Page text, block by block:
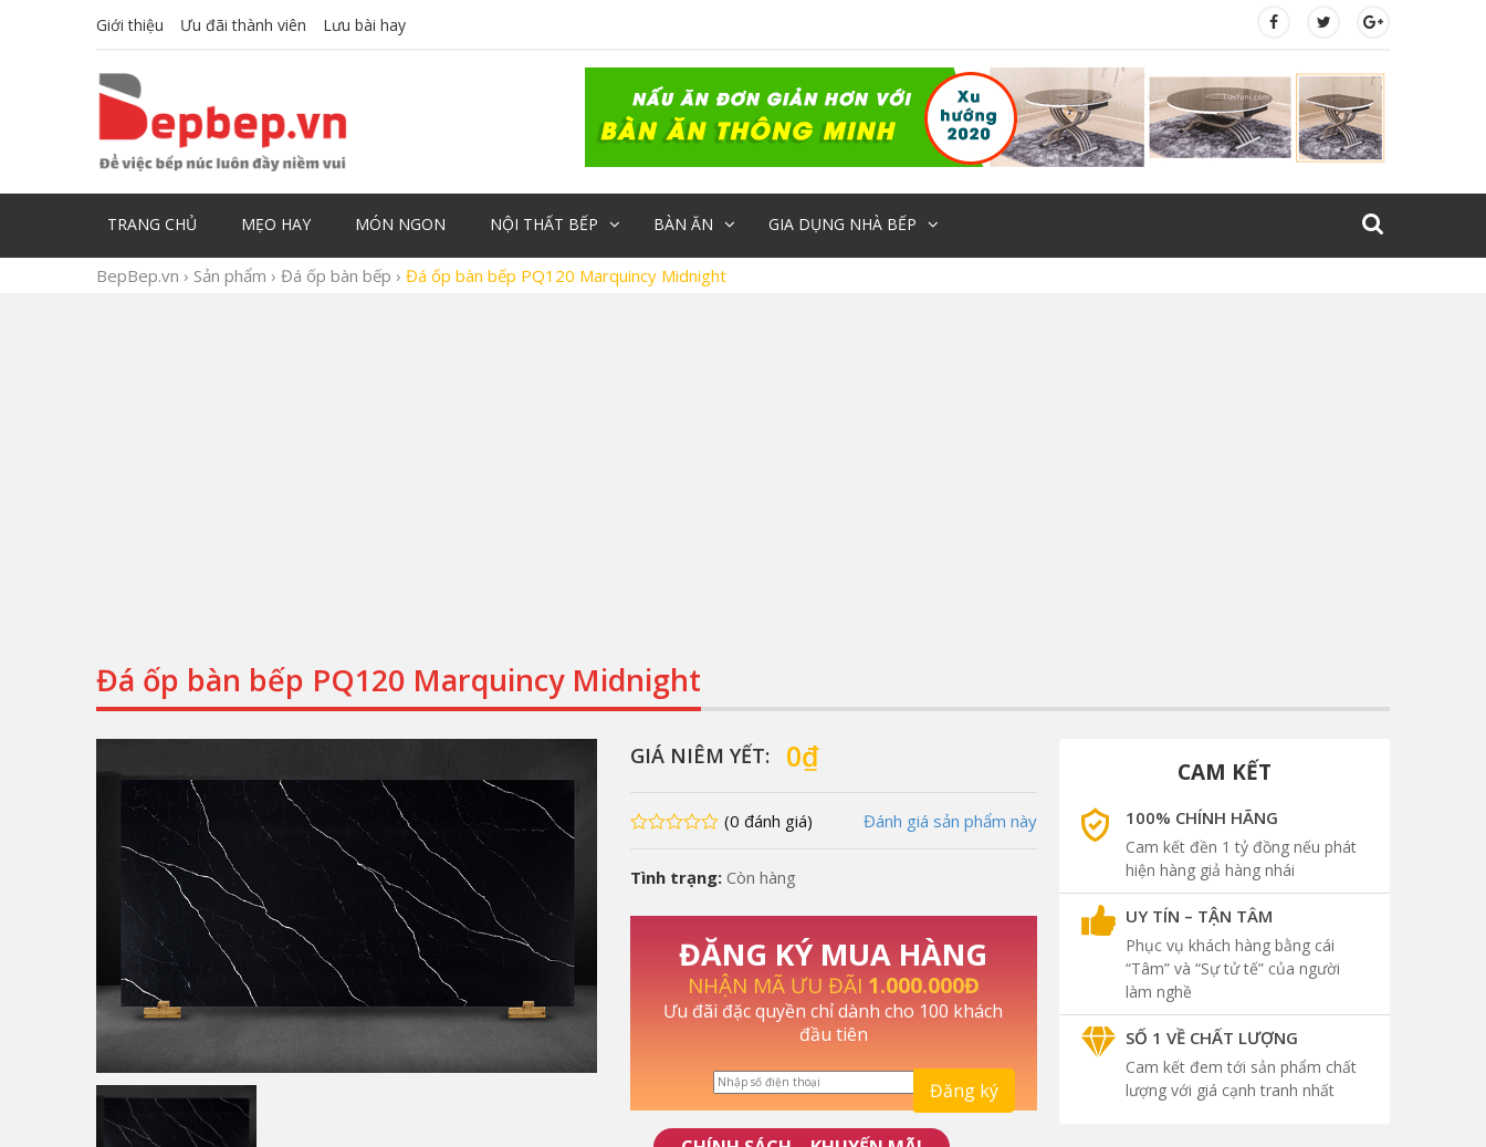
Giới thiệu Ưu đãi thành viên Lưu bài hay
TRANG CHỦ MẸO HAY MÓN NGON NỘI THẤT BẾP BÀN ĂN GIA DỤNG NHÀ BẾP
BepBep.vn › Sản phẩm › Đá ốp bàn bếp › Đá ốp bàn bếp PQ120 Marquincy Midnight
Đá ốp bàn bếp PQ120 Marquincy Midnight
GIÁ NIÊM YẾT: 0₫
(0 đánh giá) Đánh giá sản phẩm này
Tình trạng: Còn hàng
ĐĂNG KÝ MUA HÀNG
NHẬN MÃ ƯU ĐÃI 1.000.000Đ
Ưu đãi đặc quyền chỉ dành cho 100 khách
đầu tiên
CAM KẾT
100% CHÍNH HÃNG
Cam kết đền 1 tỷ đồng nếu phát
hiện hàng giả hàng nhái
UY TÍN – TẬN TÂM
Phục vụ khách hàng bằng cái
“Tâm” và “Sự tử tế” của người
làm nghề
SỐ 1 VỀ CHẤT LƯỢNG
Cam kết đem tới sản phẩm chất
lượng với giá cạnh tranh nhất